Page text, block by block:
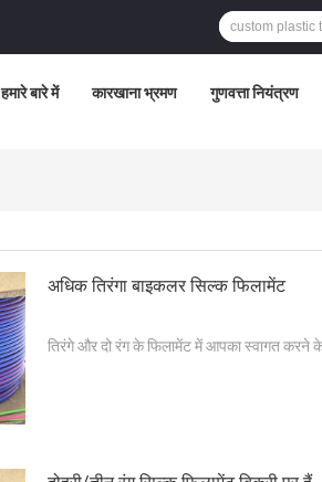
हमारे बारे में कारखाना भ्रमण गुणवत्ता नियंत्रण
अधिक तिरंगा बाइकलर सिल्क फिलामेंट
तिरंगे और दो रंग के फिलामेंट में आपका स्वागत करने